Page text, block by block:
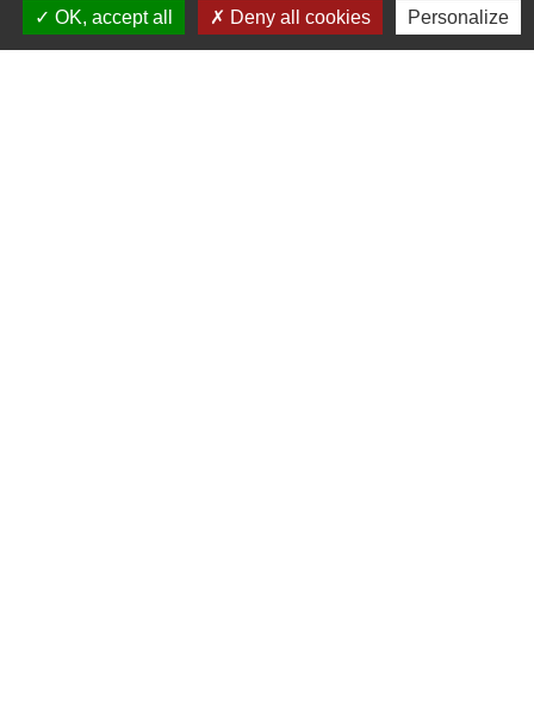
libre
Transports - Mobilité
OK, accept all
Deny all cookies Personalize